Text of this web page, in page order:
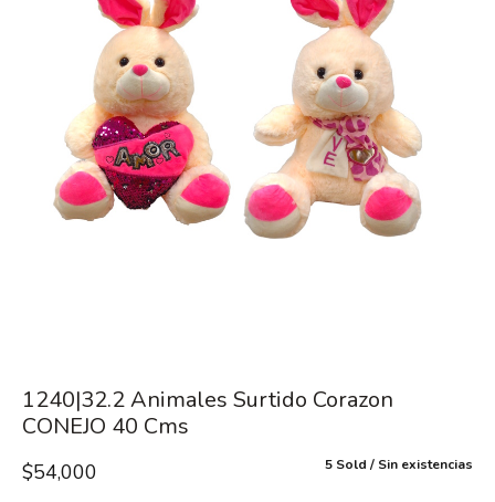
1240|32.2 Animales Surtido Corazon
CONEJO 40 Cms
5 Sold Sin existencias
$54,000